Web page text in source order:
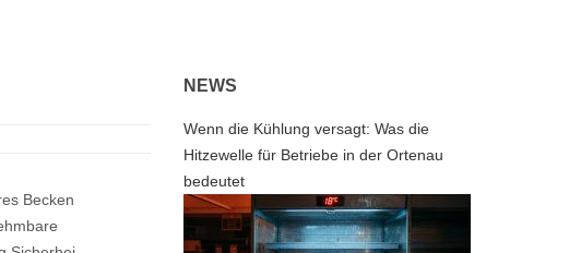
Becken
NEWS
Wenn die Kühlung versagt: Was die
Hitzewelle für Betriebe in der Ortenau
bedeutet